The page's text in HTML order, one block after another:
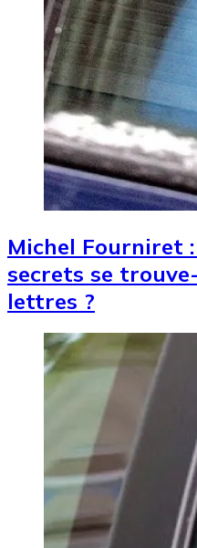
Michel Fourniret
secrets se
lettres ?
Image